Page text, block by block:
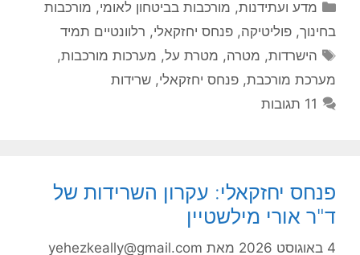
קטגוריות
מדע ועתידנות, מורכבות בביטחון לאומי, מורכבות
בחינוך, פוליטיקה, פנחס יחזקאלי, רלוונטיים תמיד
תגיות
הישרדות, מטרה, מטרת על, מערכות מורכבות,
מערכת מורכבת, פנחס יחזקאלי, שרידות
11 תגובות
פנחס יחזקאלי: עקרון השרידות של
ד"ר אורי מילשטיין
4 באוגוסט 2026 מאת yehezkeally@gmail.com